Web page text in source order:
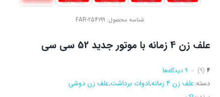
شناسه محصول: FAR-254199
علف زن 4 زمانه با موتور جدید 52 سی سی
4
(9) 9 دیدگاه‌ها
دسته:علف زن 4 زمانه ,ادوات برداشت,علف زن دوشی